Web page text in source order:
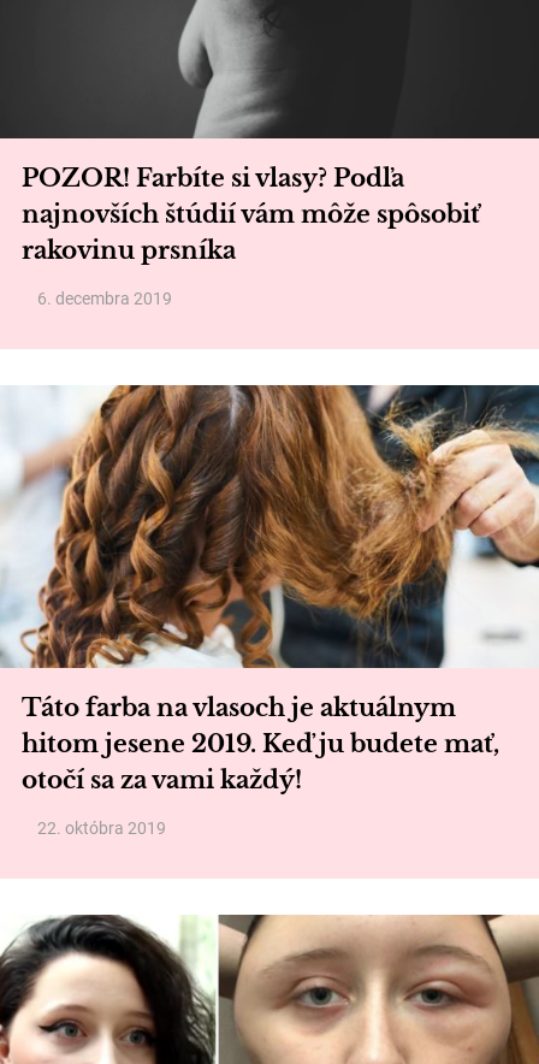
POZOR! Farbíte si vlasy? Podľa
najnovších štúdií vám môže spôsobiť
rakovinu prsníka
6. decembra 2019
Táto farba na vlasoch je aktuálnym
hitom jesene 2019. Keď ju budete mať,
otočí sa za vami každý!
22. októbra 2019